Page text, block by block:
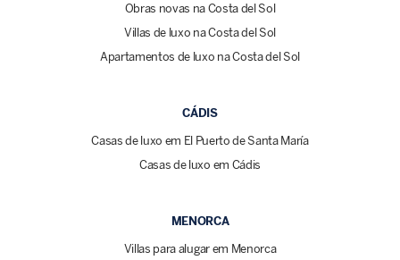
Obras novas na Costa del Sol
Villas de luxo na Costa del Sol
Apartamentos de luxo na Costa del Sol
CÁDIS
Casas de luxo em El Puerto de Santa María
Casas de luxo em Cádis
MENORCA
Villas para alugar em Menorca